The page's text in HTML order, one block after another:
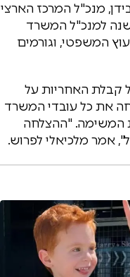
מנכ"ל המרכז הארצי
למנכ"ל המשרד
המשפטי, וגורמים
קבלת האחריות על
את כל עובדי המשרד
המשימה. "ההצלחה
אמר מלכיאלי לפרוש.